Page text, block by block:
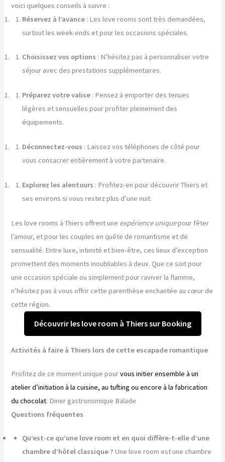
voici quelques conseils à suivre :
Réservez à l’avance : Les love rooms sont très demandées,
surtout les week-ends et pour les occasions spéciales.
Choisissez vos options : N’hésitez pas à personnaliser votre
séjour avec des prestations supplémentaires.
Préparez votre valise : Pensez à emporter des tenues
légères et sensuelles pour profiter pleinement des
équipements.
Déconnectez-vous : Laissez vos téléphones de côté pour
vous consacrer entièrement à votre partenaire.
Explorez les alentours : Profitez-en pour découvrir Thiers et
ses environs si vous restez plus d’une nuit.
Les love rooms à Thiers offrent une expérience uniquepour fêter
l’amour, et pour les couples en quête de romantisme et de
sensualité. Entre luxe, intimité et bien-être, ces lieux d’exception
promettent des moments inoubliables à deux. Que ce soit pour
une occasion spéciale ou simplement pour raviver la flamme,
n’hésitez pas à vous offrir cette parenthèse enchantée au cœur de
cette région.
Découvrir les love room à Thiers sur Booking
Activités à faire à Thiers lors de cette escapade romantique
Profitez de ce moment unique pourvous initier ensemble à un
atelier d’initiation à la cuisine, au tufting ou encore à la fabrication
du chocolat. Diner gastronomique Balade
Questions fréquentes
Qu’est-ce qu’une love room et en quoi diffère-t-elle d’une
chambre d’hôtel classique ? Une love room est une chambre